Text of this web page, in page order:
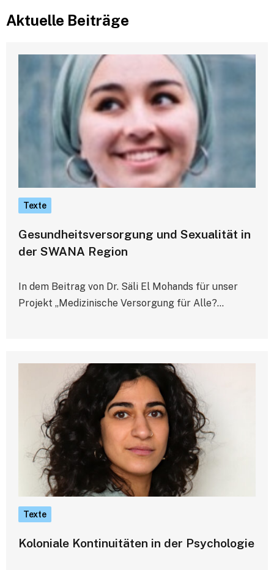
Aktuelle Beiträge
Texte
Gesundheitsversorgung und Sexualität in
der SWANA Region
In dem Beitrag von Dr. Säli El Mohands für unser
Projekt „Medizinische Versorgung für Alle?…
Texte
Koloniale Kontinuitäten in der Psychologie